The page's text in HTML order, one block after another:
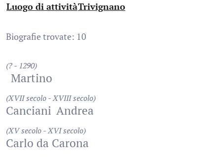
Luogo di attività
:Trivignano
Biografie trovate: 10
(? - 1290)
Martino
(XVII secolo - XVIII secolo)
Canciani Andrea
(XV secolo - XVI secolo)
Carlo da Carona